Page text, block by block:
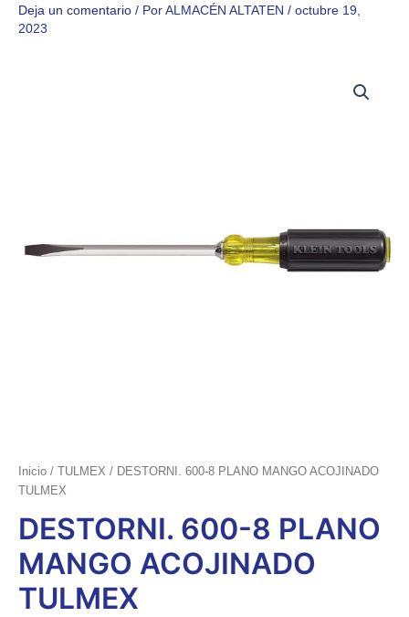
Deja un comentario / PorALMACÉN ALTATEN / octubre 19,
2023
Inicio / TULMEX / DESTORNI. 600-8 PLANO MANGO ACOJINADO
TULMEX
DESTORNI. 600-8 PLANO
MANGO ACOJINADO
TULMEX